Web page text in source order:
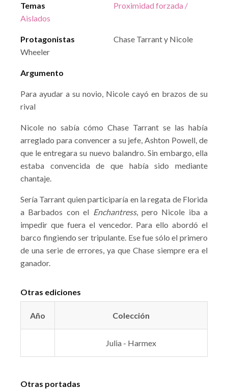
Temas
Proximidad forzada /
Aislados
Protagonistas
Chase Tarrant y Nicole
Wheeler
Argumento
Para ayudar a su novio, Nicole cayó en brazos de su
rival
Nicole no sabía cómo Chase Tarrant se las había
arreglado para convencer a su jefe, Ashton Powell, de
que le entregara su nuevo balandro. Sin embargo, ella
estaba convencida de que había sido mediante
chantaje.
Sería Tarrant quien participaría en la regata de Florida
a Barbados con el Enchantress, pero Nicole iba a
impedir que fuera el vencedor. Para ello abordó el
barco fingiendo ser tripulante. Ese fue sólo el primero
de una serie de errores, ya que Chase siempre era el
ganador.
Otras ediciones
Año Colección
Julia - Harmex
Otras portadas